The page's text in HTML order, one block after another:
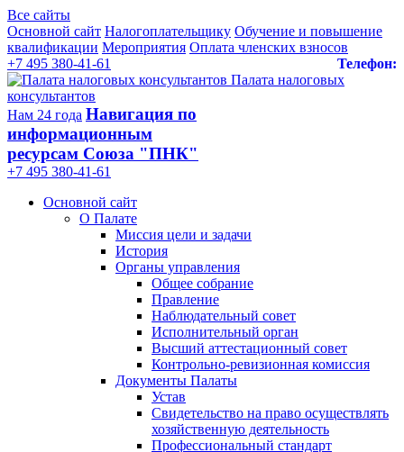
Все сайты
Основной сайт Налогоплательщику Обучение и повышение
квалификации Мероприятия Оплата членских взносов
Телефон:
+7 495 380-41-61
Палата налоговых
консультантов
Нам 24 года Навигация по
информационным
ресурсам Союза "ПНК"
+7 495 380‑41‑61
Основной сайт
О Палате
Миссия цели и задачи
История
Органы управления
Общее собрание
Правление
Наблюдательный совет
Исполнительный орган
Высший аттестационный совет
Контрольно-ревизионная комиссия
Документы Палаты
Устав
Свидетельство на право осуществлять
хозяйственную деятельность
Профессиональный стандарт